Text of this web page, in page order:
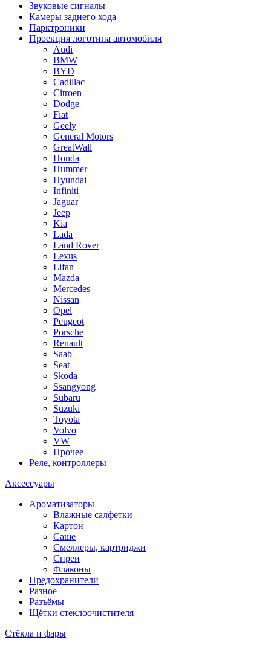
Звуковые сигналы
Камеры заднего хода
Парктроники
Проекция логотипа автомобиля
Audi
BMW
BYD
Cadillac
Citroen
Dodge
Fiat
Geely
General Motors
GreatWall
Honda
Hummer
Hyundai
Infiniti
Jaguar
Jeep
Kia
Lada
Land Rover
Lexus
Lifan
Mazda
Mercedes
Nissan
Opel
Peugeot
Porsche
Renault
Saab
Seat
Skoda
Ssangyong
Subaru
Suzuki
Toyota
Volvo
VW
Прочее
Реле, контроллеры
Аксессуары
Ароматизаторы
Влажные салфетки
Картон
Саше
Смеллеры, картриджи
Спреи
Флаконы
Предохранители
Разное
Разъёмы
Щётки стеклоочистителя
Стёкла и фары